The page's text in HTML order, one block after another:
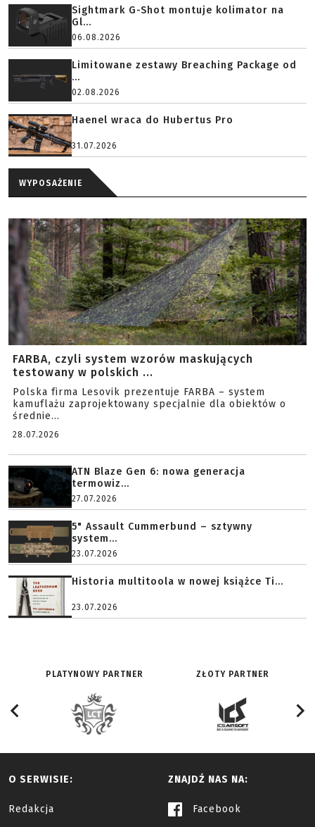
Sightmark G-Shot montuje kolimator na
Gl...
06.08.2026
Limitowane zestawy Breaching Package od
...
02.08.2026
Haenel wraca do Hubertus Pro
31.07.2026
WYPOSAŻENIE
FARBA, czyli system wzorów maskujących
testowany w polskich ...
Polska firma Lesovik prezentuje FARBA – system
kamuflażu zaprojektowany specjalnie dla obiektów o
średnie...
28.07.2026
ATN Blaze Gen 6: nowa generacja
termowiz...
27.07.2026
5" Assault Cummerbund – sztywny
system...
23.07.2026
Historia multitoola w nowej książce Ti...
23.07.2026
PLATYNOWY PARTNER ZŁOTY PARTNER
O SERWISIE:
Redakcja
ZNAJDŹ NAS NA:
Facebook